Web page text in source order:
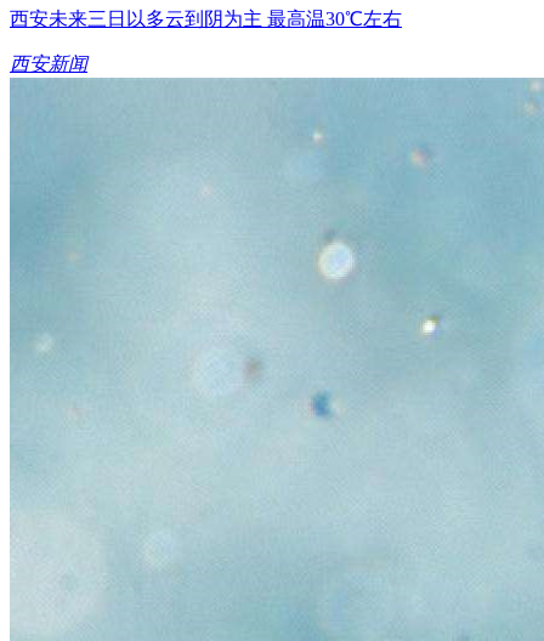
西安未来三日以多云到阴为主 最高温30℃左右
西安新闻